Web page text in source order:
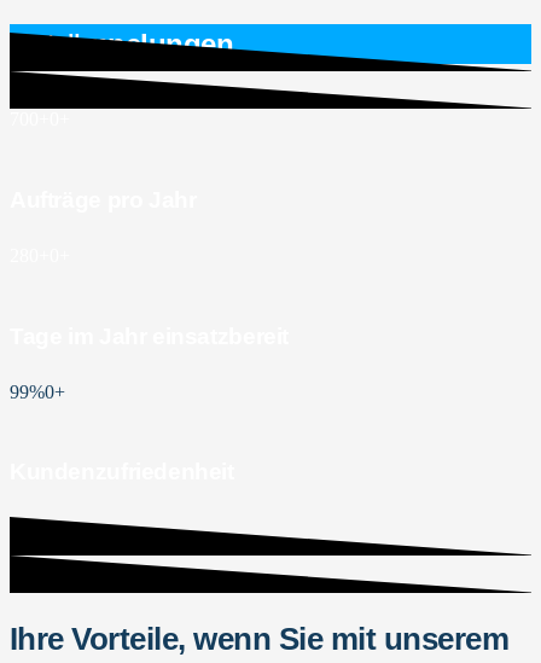
Entrümpelungen
99%0+
Ihre Vorteile, wenn Sie mit unserem